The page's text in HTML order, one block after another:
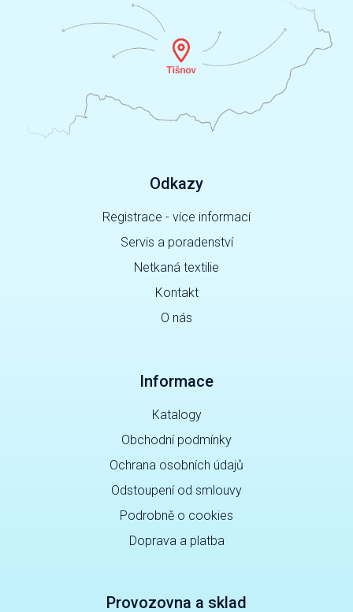
Odkazy
Registrace - více informací
Servis a poradenství
Netkaná textilie
Kontakt
O nás
Informace
Katalogy
Obchodní podmínky
Ochrana osobních údajů
Odstoupení od smlouvy
Podrobně o cookies
Doprava a platba
Provozovna a sklad